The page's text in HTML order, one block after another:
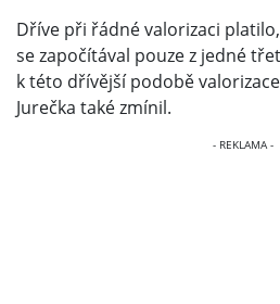
Dříve při řádné valorizaci
se započítával pouze z jedné
k této dřívější podobě
Jurečka také zmínil.